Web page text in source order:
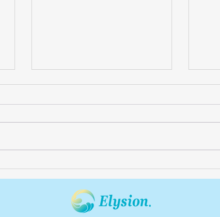
乾燥でごわつく肌に｜千歳烏
しています。 乾燥でバリア機能
も刺激の一因です。 今日からで
きるケアを3つ。 ・睡眠と休息を
しっかりとる ・バランスのよい
フ
顔の